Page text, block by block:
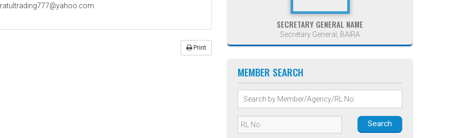
ratultrading777@yahoo.com
Print
SECRETARY GENERAL NAME
Secretary General, BAIRA
MEMBER SEARCH
Search